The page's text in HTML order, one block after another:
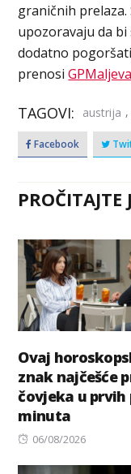
graničnih
upozoravaju da
dodatno
prenosi
TAGOVI: austrija ,
Facebook
PROČITAJTE
Ovaj
znak najčešće
čovjeka u prvih
minuta
Posted
06/08/2026